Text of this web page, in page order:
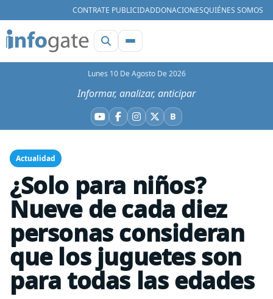
CONTRATE PUBLICIDADDONACIONESQUIÉNES SOMOS
Lunes 10 De Agosto De 2026
Informar, analizar, anticipar
YouTube
Facebook
Instagram
X BBluesky
Actualidad
¿Solo para niños?
Nueve de cada diez
personas consideran
que los juguetes son
para todas las edades